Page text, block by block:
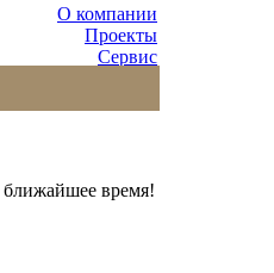
О компании
Проекты
Сервис
время!